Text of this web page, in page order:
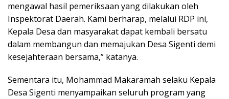
mengawal hasil pemeriksaan yang dilakukan oleh
Inspektorat Daerah. Kami berharap, melalui RDP ini,
Kepala Desa dan masyarakat dapat kembali bersatu
dalam membangun dan memajukan Desa Sigenti demi
kesejahteraan bersama,” katanya.
Sementara itu, Mohammad Makaramah selaku Kepala
Desa Sigenti menyampaikan seluruh program yang